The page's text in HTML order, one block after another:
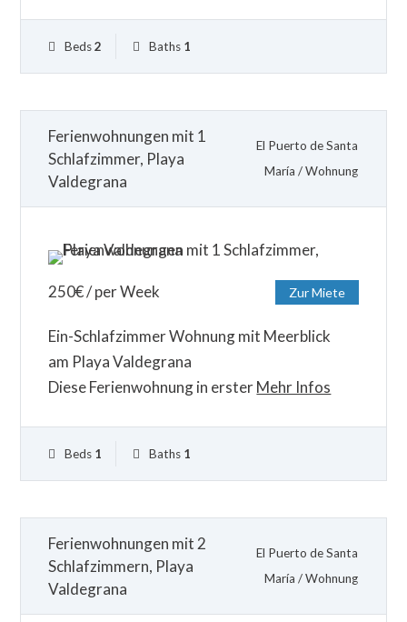
Beds 2 Baths 1
Ferienwohnungen mit 1
Schlafzimmer, Playa
Valdegrana
El Puerto de Santa
María /Wohnung
250€/ per Week Zur Miete
Ein-Schlafzimmer Wohnung mit Meerblick
am Playa Valdegrana
Diese Ferienwohnung in ersterMehr Infos
Beds 1 Baths 1
Ferienwohnungen mit 2
Schlafzimmern, Playa
Valdegrana
El Puerto de Santa
María /Wohnung